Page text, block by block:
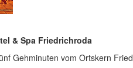
& Spa Friedrichroda
Gehminuten vom Ortskern